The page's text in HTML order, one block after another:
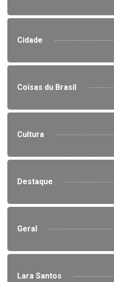
Cidade
Coisas du Brasil
Cultura
Destaque
Geral
Lara Santos